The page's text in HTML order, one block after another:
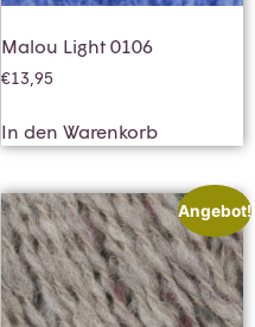
Malou Light 0106
€13,95
In den Warenkorb
Angebot!